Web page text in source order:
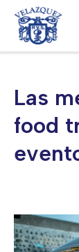
Saltar
contenido
Las
food